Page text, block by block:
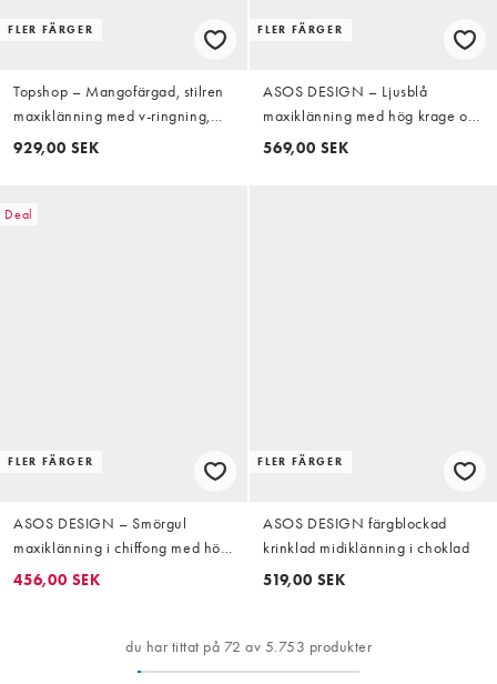
FLER FÄRGER
Topshop – Mangofärgad, stilren
maxiklänning med v-ringning,
låga ärmhål och bred fåll
929,00 SEK
FLER FÄRGER
ASOS DESIGN – Ljusblå
maxiklänning med hög krage och
scarffåll i chiffong
569,00 SEK
Deal
FLER FÄRGER
ASOS DESIGN – Smörgul
maxiklänning i chiffong med hög
krage och asymmetrisk fåll
456,00 SEK
FLER FÄRGER
ASOS DESIGN färgblockad
krinklad midiklänning i choklad
519,00 SEK
du har tittat på 72 av 5.753 produkter